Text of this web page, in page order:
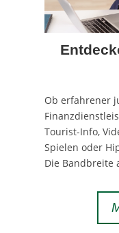
Ob erfahrener
Tourist-Info,
Spielen oder
Die Bandbreite